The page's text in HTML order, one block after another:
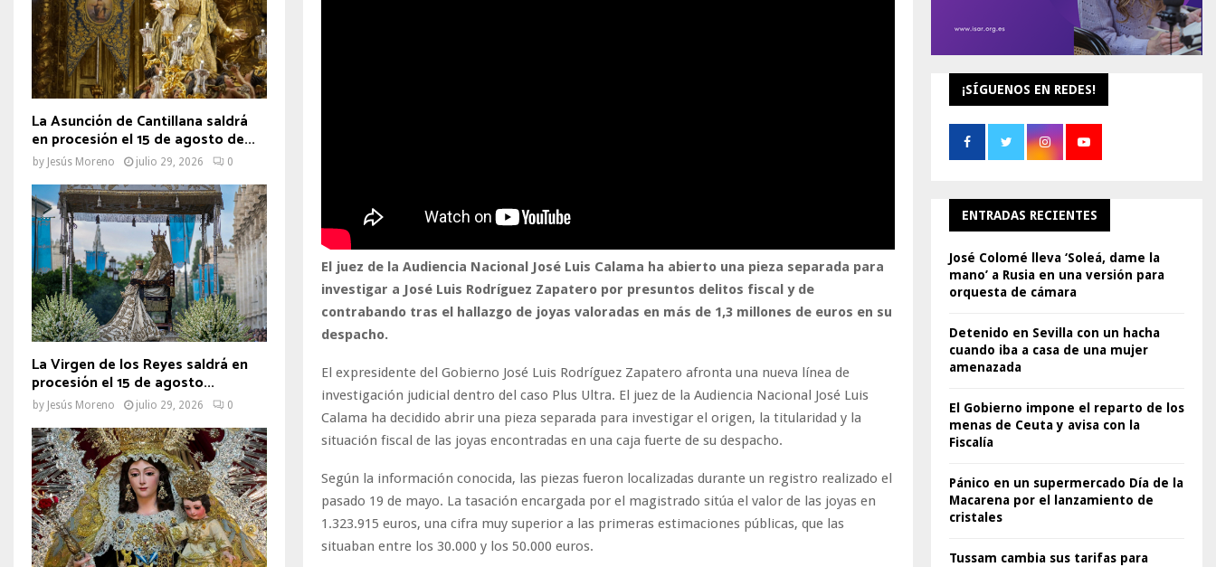
El juez de la Audiencia Nacional José Luis Calama ha abierto una pieza separada para
investigar a José Luis Rodríguez Zapatero por presuntos delitos fiscal y de
contrabando tras el hallazgo de joyas valoradas en más de 1,3 millones de euros en su
despacho.
El expresidente del Gobierno José Luis Rodríguez Zapatero afronta una nueva línea de
investigación judicial dentro del caso Plus Ultra. El juez de la Audiencia Nacional José Luis
Calama ha decidido abrir una pieza separada para investigar el origen, la titularidad y la
situación fiscal de las joyas encontradas en una caja fuerte de su despacho.
Según la información conocida, las piezas fueron localizadas durante un registro realizado el
pasado 19 de mayo. La tasación encargada por el magistrado sitúa el valor de las joyas en
1.323.915 euros, una cifra muy superior a las primeras estimaciones públicas, que las
situaban entre los 30.000 y los 50.000 euros.
La Asunción de Cantillana saldrá
en procesión el 15 de agosto de...
by Jesús Moreno julio 29, 2026 0
La Virgen de los Reyes saldrá en
procesión el 15 de agosto...
by Jesús Moreno julio 29, 2026 0
¡SÍGUENOS EN REDES!
ENTRADAS RECIENTES
José Colomé lleva ‘Soleá, dame la
mano’ a Rusia en una versión para
orquesta de cámara
Detenido en Sevilla con un hacha
cuando iba a casa de una mujer
amenazada
El Gobierno impone el reparto de los
menas de Ceuta y avisa con la
Fiscalía
Pánico en un supermercado Día de la
Macarena por el lanzamiento de
cristales
Tussam cambia sus tarifas para